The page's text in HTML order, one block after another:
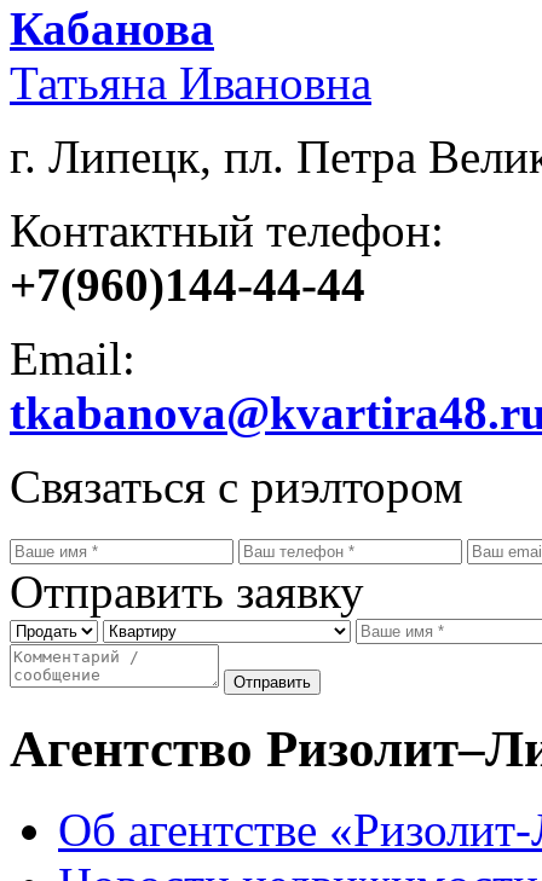
Кабанова
Татьяна Ивановна
г. Липецк, пл. Петра
Контактный телефон:
+7(960)144-44-44
Email:
Связаться с риэлтором
Отправить заявку
Агентство
Об агентстве